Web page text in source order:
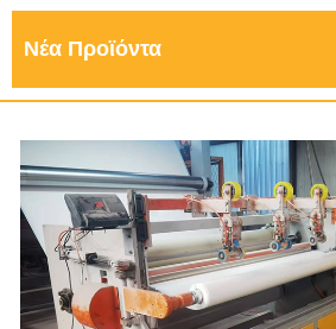
Νέα Προϊόντα